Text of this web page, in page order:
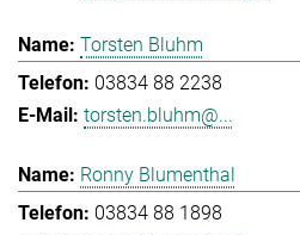
Torsten Bluhm
03834 88 2238
torsten.bluhm@...
Ronny Blumenthal
03834 88 1898